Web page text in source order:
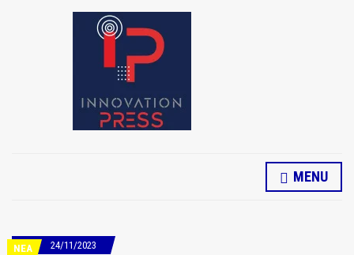
MENU
ΝΕΑ 24/11/2023